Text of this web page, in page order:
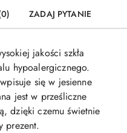
ZADAJ PYTANIE
jakości szkła
hypoalergicznego.
się w jesienne
jest w prześliczne
dzięki czemu świetnie
prezent.